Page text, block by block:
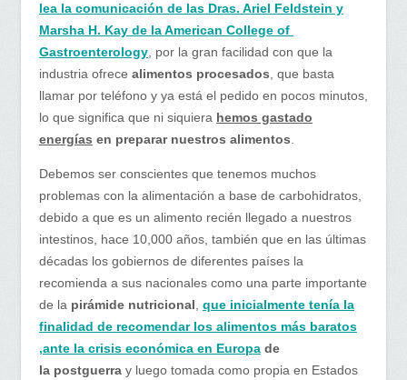
lea la comunicación de las Dras. Ariel Feldstein y
Marsha H. Kay de la American College of
Gastroenterology, por la gran facilidad con que la
industria ofrece alimentos procesados, que basta
llamar por teléfono y ya está el pedido en pocos minutos,
lo que significa que ni siquiera hemos gastado
energías en preparar nuestros alimentos.
Debemos ser conscientes que tenemos muchos
problemas con la alimentación a base de carbohidratos,
debido a que es un alimento recién llegado a nuestros
intestinos, hace 10,000 años, también que en las últimas
décadas los gobiernos de diferentes países la
recomienda a sus nacionales como una parte importante
de la pirámide nutricional, que inicialmente tenía la
finalidad de recomendar los alimentos más baratos
,ante la crisis económica en Europa de
la postguerra y luego tomada como propia en Estados